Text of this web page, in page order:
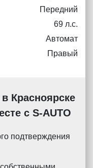
Передний
69 л.с.
Автомат
Правый
Красноярске
с S-AUTO
подтверждения